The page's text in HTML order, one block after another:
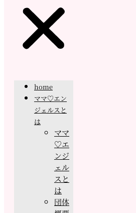
home
ママ♡エン
ジェルスと
は
ママ
♡エ
ンジ
ェル
スと
は
団体